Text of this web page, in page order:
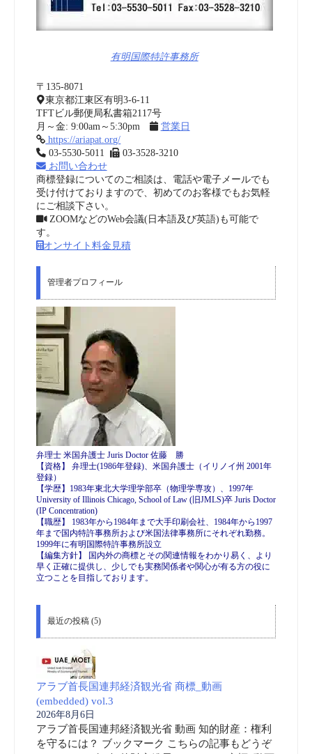
有明国際特許事務所
〒135-8071
東京都江東区有明3-6-11
TFTビル郵便局私書箱2117号
月～金: 9:00am～5:30pm
営業日
https://ariapat.org/
03-5530-5011
03-3528-3210
お問い合わせ
商標登録についてのご相談は、電話や電子メールでも
受け付けておりますので、初めてのお客様でもお気軽
にご相談下さい。
ZOOMなどのWeb会議(日本語及び英語)も可能で
す。
オンサイト料金見積
管理者プロフィール
弁理士 米国弁護士 Juris Doctor 佐藤 勝
【資格】 弁理士(1986年登録)、米国弁護士（イリノイ州 2001年
登録）
【学歴】1983年東北大学理学部卒（物理学専攻）、1997年
University of Illinois Chicago, School of Law (旧JMLS)卒 Juris Doctor
(IP Concentration)
【職歴】 1983年から1984年まで大手印刷会社、1984年から1997
年まで国内特許事務所および米国法律事務所にそれぞれ勤務。
1999年に有明国際特許事務所設立
【編集方針】 国内外の商標とその関連情報をわかり易く、より
早く正確に提供し、少しでも実務関係者や関心が有る方の役に
立つことを目指しております。
最近の投稿 (5)
アラブ首長国連邦経済観光省 商標_動画
(embedded) vol.3
2026年8月6日
アラブ首長国連邦経済観光省 動画 知的財産：権利
を守るには？ ブックマーク こちらの記事もどうぞ